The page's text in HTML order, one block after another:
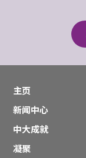
主页
新闻中心
中大成就
凝聚